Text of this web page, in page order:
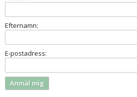
Efternamn:
E-postadress: